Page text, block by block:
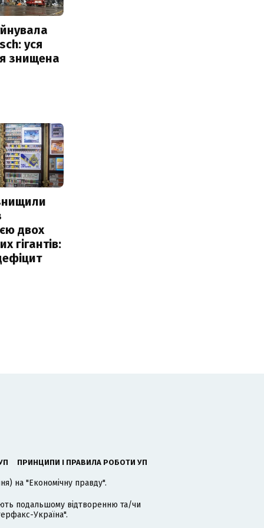
уся
знищена
двох
гігантів:
ПРИНЦИПИ І ПРАВИЛА РОБОТИ УП
на "Економічну правду".
подальшому відтворенню та/чи
Україна".